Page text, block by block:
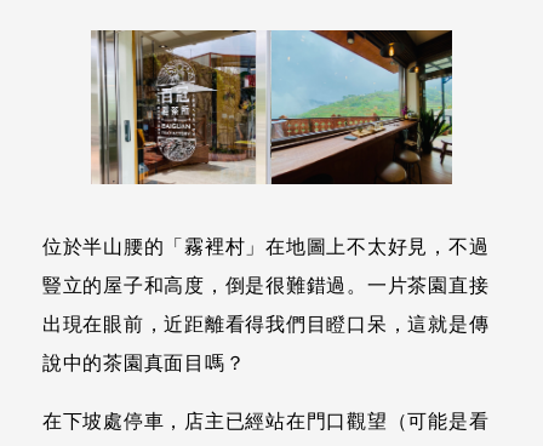
位於半山腰的「霧裡村」在地圖上不太好見，不過
豎立的屋子和高度，倒是很難錯過。一片茶園直接
出現在眼前，近距離看得我們目瞪口呆，這就是傳
說中的茶園真面目嗎？
在下坡處停車，店主已經站在門口觀望（可能是看